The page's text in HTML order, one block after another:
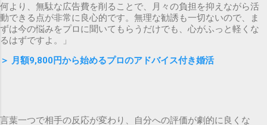
何より、無駄な広告費を削ることで、月々の負担を抑えながら活
動できる点が非常に良心的です。無理な勧誘も一切ないので、ま
ずは今の悩みをプロに聞いてもらうだけでも、心がふっと軽くな
るはずですよ。」
＞ 月額9,800円から始めるプロのアドバイス付き婚活
言葉一つで相手の反応が変わり、自分への評価が劇的に良くな